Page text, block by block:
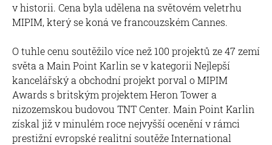
v historii. Cena byla udělena na světovém veletrhu
MIPIM, který se koná ve francouzském Cannes.
O tuhle cenu soutěžilo více než 100 projektů ze 47 zemí
světa a Main Point Karlin se v kategorii Nejlepší
kancelářský a obchodní projekt porval o MIPIM
Awards s britským projektem Heron Tower a
nizozemskou budovou TNT Center. Main Point Karlin
získal již v minulém roce nejvyšší ocenění v rámci
prestižní evropské realitní soutěže International